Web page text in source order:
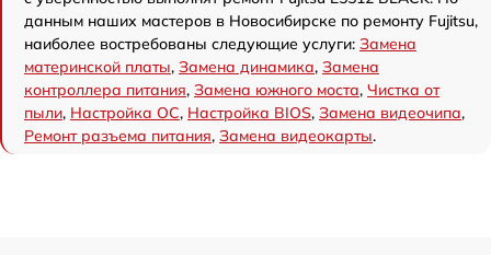
данным наших мастеров в Новосибирске по ремонту Fujitsu,
наиболее востребованы следующие услуги: Замена
материнской платы, Замена динамика, Замена
контроллера питания, Замена южного моста, Чистка от
пыли, Настройка ОС, Настройка BIOS, Замена видеочипа,
Ремонт разъема питания, Замена видеокарты.